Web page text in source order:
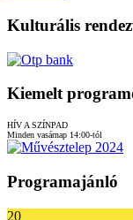
Kulturális
Kiemelt
HÍV A SZÍNPAD
Minden vasárnap 14:00-tól
Programajánló
20